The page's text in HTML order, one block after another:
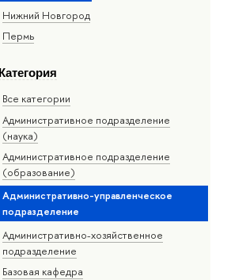
Нижний Новгород
Пермь
Категория
Все категории
Административное подразделение
(наука)
Административное подразделение
(образование)
Административно-управленческое
подразделение
Административно-хозяйственное
подразделение
Базовая кафедра